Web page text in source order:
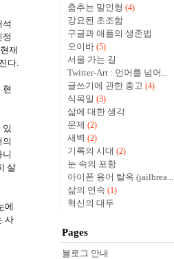
석
정
재
다.
현
있
살
에
사
춤추는 말인형 (4)
강요된 초조함
구글과 애플의 생존법
오이바 (5)
서울 가는 길
Twitter-Art : 언어를 넘어...
글쓰기에 관한 충고 (4)
식목일 (3)
삶에 대한 생각
문제
(2)
새벽 (2)
기록의 시대 (2)
눈 속의 포항
아이폰 용어 탈옥 (jailbrea...
삶의 연속 (1)
혁신의 대두
Pages
블로그 안내